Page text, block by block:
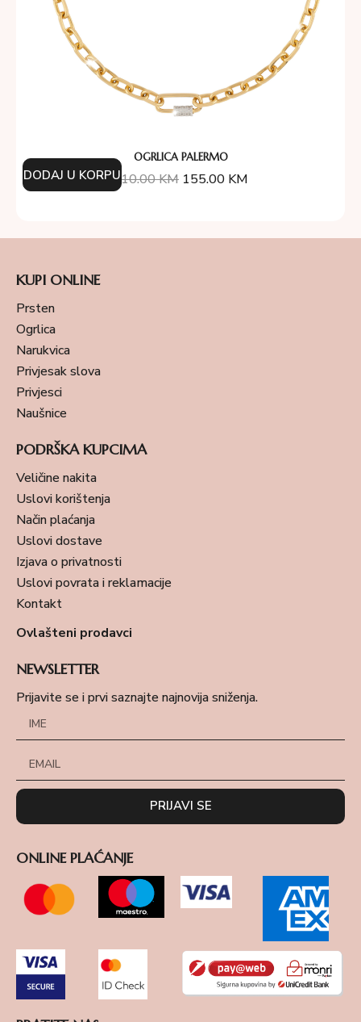
OGRLICA PALERMO
310.00KM 155.00 KM
DODAJ U KORPU
KUPI ONLINE
Prsten
Ogrlica
Narukvica
Privjesak slova
Privjesci
Naušnice
PODRŠKA KUPCIMA
Veličine nakita
Uslovi korištenja
Način plaćanja
Uslovi dostave
Izjava o privatnosti
Uslovi povrata i reklamacije
Kontakt
Ovlašteni prodavci
NEWSLETTER
Prijavite se i prvi saznajte najnovija sniženja.
PRIJAVI SE
ONLINE PLAĆANJE